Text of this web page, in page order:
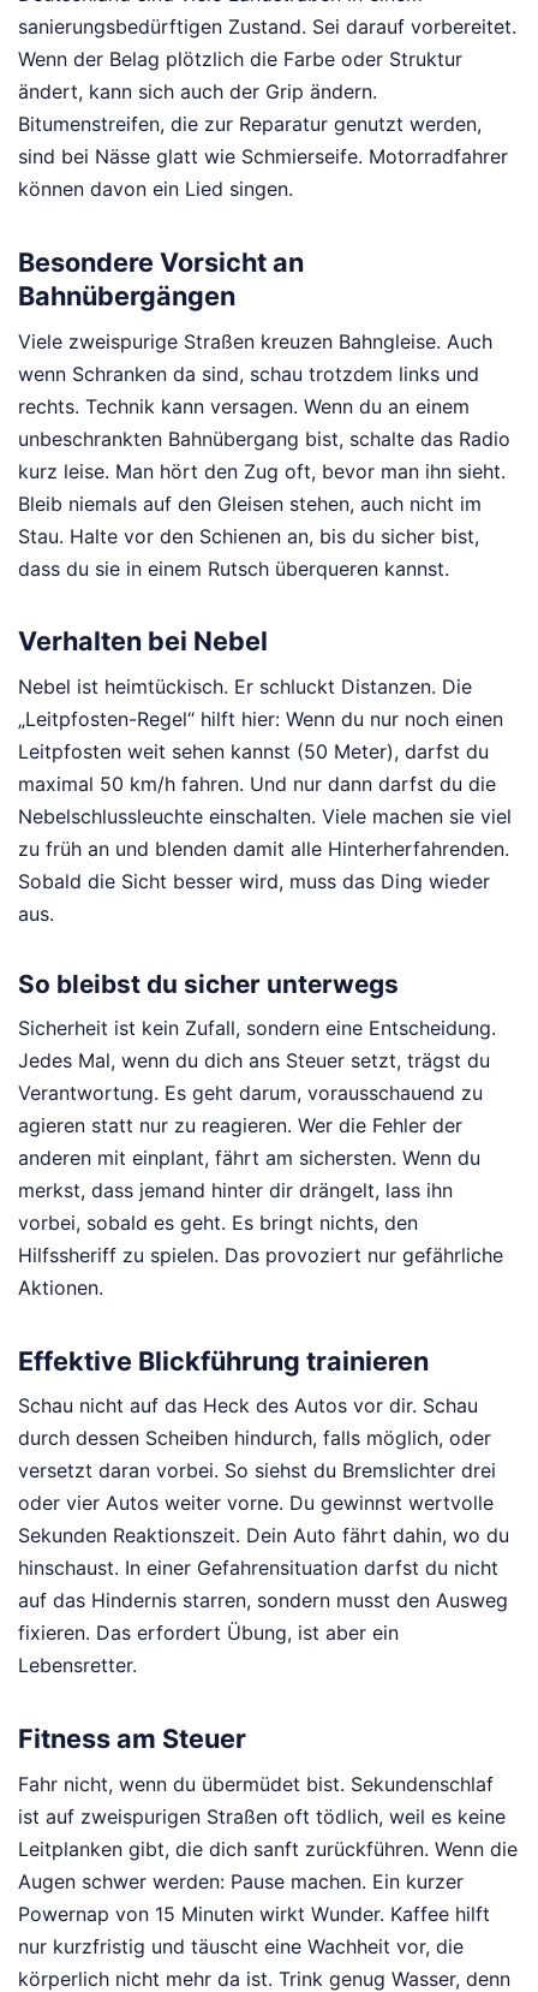
sanierungsbedürftigen Zustand. Sei darauf vorbereitet.
Wenn der Belag plötzlich die Farbe oder Struktur
ändert, kann sich auch der Grip ändern.
Bitumenstreifen, die zur Reparatur genutzt werden,
sind bei Nässe glatt wie Schmierseife. Motorradfahrer
können davon ein Lied singen.
Besondere Vorsicht an
Bahnübergängen
Viele zweispurige Straßen kreuzen Bahngleise. Auch
wenn Schranken da sind, schau trotzdem links und
rechts. Technik kann versagen. Wenn du an einem
unbeschrankten Bahnübergang bist, schalte das Radio
kurz leise. Man hört den Zug oft, bevor man ihn sieht.
Bleib niemals auf den Gleisen stehen, auch nicht im
Stau. Halte vor den Schienen an, bis du sicher bist,
dass du sie in einem Rutsch überqueren kannst.
Verhalten bei Nebel
Nebel ist heimtückisch. Er schluckt Distanzen. Die
„Leitpfosten-Regel“ hilft hier: Wenn du nur noch einen
Leitpfosten weit sehen kannst (50 Meter), darfst du
maximal 50 km/h fahren. Und nur dann darfst du die
Nebelschlussleuchte einschalten. Viele machen sie viel
zu früh an und blenden damit alle Hinterherfahrenden.
Sobald die Sicht besser wird, muss das Ding wieder
aus.
So bleibst du sicher unterwegs
Sicherheit ist kein Zufall, sondern eine Entscheidung.
Jedes Mal, wenn du dich ans Steuer setzt, trägst du
Verantwortung. Es geht darum, vorausschauend zu
agieren statt nur zu reagieren. Wer die Fehler der
anderen mit einplant, fährt am sichersten. Wenn du
merkst, dass jemand hinter dir drängelt, lass ihn
vorbei, sobald es geht. Es bringt nichts, den
Hilfssheriff zu spielen. Das provoziert nur gefährliche
Aktionen.
Effektive Blickführung trainieren
Schau nicht auf das Heck des Autos vor dir. Schau
durch dessen Scheiben hindurch, falls möglich, oder
versetzt daran vorbei. So siehst du Bremslichter drei
oder vier Autos weiter vorne. Du gewinnst wertvolle
Sekunden Reaktionszeit. Dein Auto fährt dahin, wo du
hinschaust. In einer Gefahrensituation darfst du nicht
auf das Hindernis starren, sondern musst den Ausweg
fixieren. Das erfordert Übung, ist aber ein
Lebensretter.
Fitness am Steuer
Fahr nicht, wenn du übermüdet bist. Sekundenschlaf
ist auf zweispurigen Straßen oft tödlich, weil es keine
Leitplanken gibt, die dich sanft zurückführen. Wenn die
Augen schwer werden: Pause machen. Ein kurzer
Powernap von 15 Minuten wirkt Wunder. Kaffee hilft
nur kurzfristig und täuscht eine Wachheit vor, die
körperlich nicht mehr da ist. Trink genug Wasser, denn